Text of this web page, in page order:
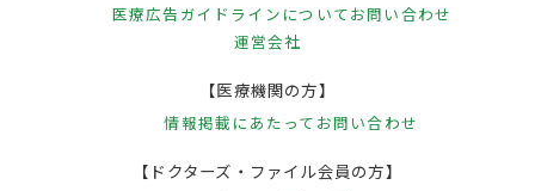
医療広告ガイドラインについてお問い合わせ
運営会社
【医療機関の方】
情報掲載にあたって お問い合わせ
【ドクターズ・ファイル会員の方】